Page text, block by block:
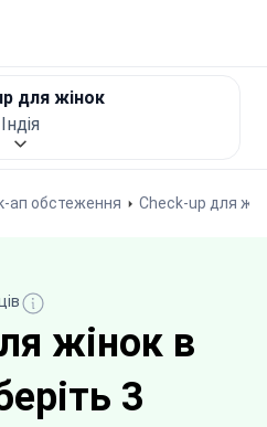
ап обстеження Check-up для
для жінок
Індія
жінок в
3